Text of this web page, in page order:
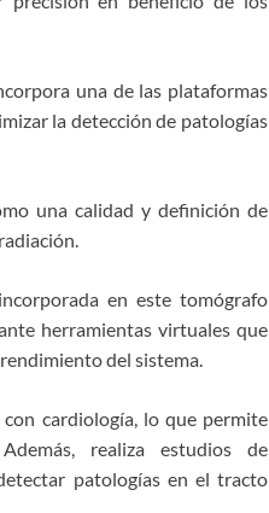
una de las plataformas
la detección de patologías
una calidad y definición de
en este tomógrafo
herramientas virtuales que
del sistema.
cardiología, lo que permite
realiza estudios de
patologías en el tracto